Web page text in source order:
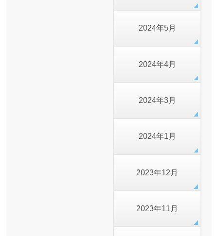
2024年5月
2024年4月
2024年3月
2024年1月
2023年12月
2023年11月